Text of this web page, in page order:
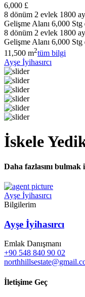
6,000 £
8 dönüm 2 evlek 1800
Gelişme Alanı 6,000 Stg
8 dönüm 2 evlek 1800
Gelişme Alanı 6,000 Stg
11,500 m2tüm bilgi
Ayşe İyihasırcı
İskele
Daha fazlasını bulmak
Ayşe İyihasırcı
Bilgilerim
Ayşe İyihasırcı
Emlak Danışmanı
+90 548 840 90 02
İletişime Geç